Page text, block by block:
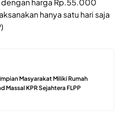
hanya satu hari saja
Masyarakat Miliki Rumah
Massal KPR Sejahtera FLPP